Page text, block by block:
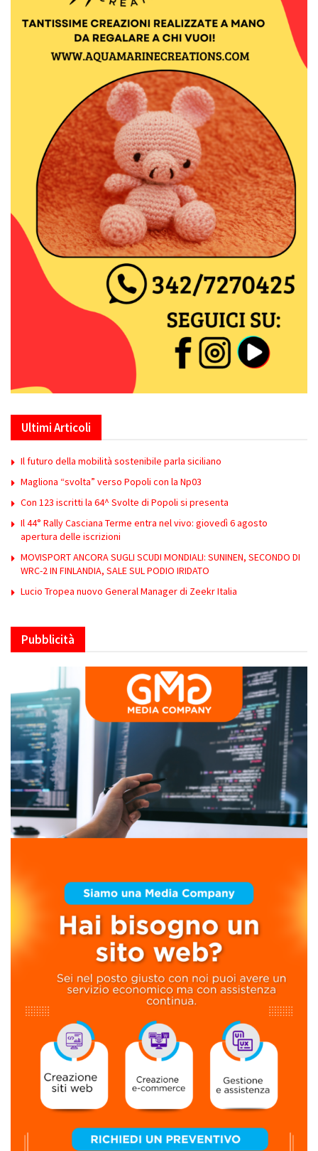
Ultimi Articoli
Il futuro della mobilità sostenibile parla siciliano
Magliona “svolta” verso Popoli con la Np03
Con 123 iscritti la 64^ Svolte di Popoli si presenta
Il 44° Rally Casciana Terme entra nel vivo: giovedì 6 agosto
apertura delle iscrizioni
MOVISPORT ANCORA SUGLI SCUDI MONDIALI: SUNINEN, SECONDO DI
WRC-2 IN FINLANDIA, SALE SUL PODIO IRIDATO
Lucio Tropea nuovo General Manager di Zeekr Italia
Pubblicità